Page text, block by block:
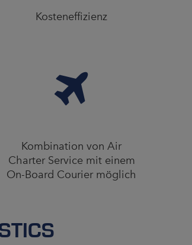
Kosteneffizienz
Kombination von Air
Charter Service mit einem
On-Board Courier möglich